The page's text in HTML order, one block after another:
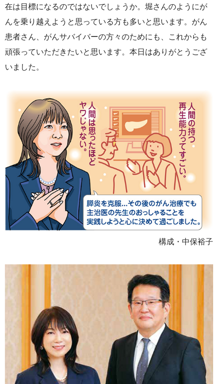
在は目標になるのではないでしょうか。堀さんのようにが
んを乗り越えようと思っている方も多いと思います。がん
患者さん、がんサバイバーの方々のためにも、これからも
頑張っていただきたいと思います。本日はありがとうござ
いました。
構成・中保裕子